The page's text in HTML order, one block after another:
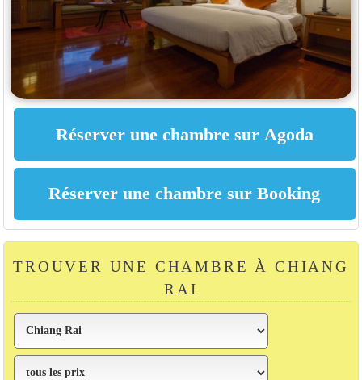
TROUVER UNE CHAMBRE À CHIANG
RAI